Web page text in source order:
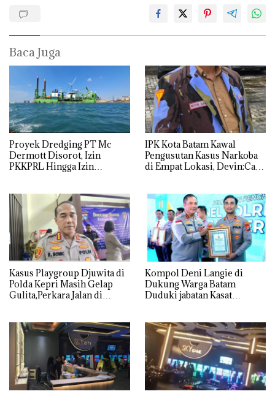
Baca Juga
Proyek Dredging PT Mc
Dermott Disorot, Izin
PKKPRL Hingga Izin
IPK Kota Batam Kawal
Pengusutan Kasus Narkoba
di Empat Lokasi, Devin:Cari
Kasus Playgroup Djuwita di
Polda Kepri Masih Gelap
Gulita,Perkara Jalan di
Kompol Deni Langie di
Dukung Warga Batam
Duduki jabatan Kasat